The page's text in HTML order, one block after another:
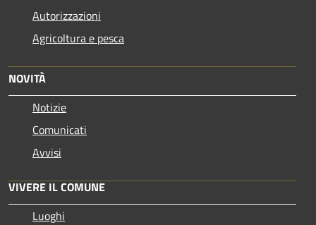
Autorizzazioni
Agricoltura e pesca
NOVITÀ
Notizie
Comunicati
Avvisi
VIVERE IL COMUNE
Luoghi